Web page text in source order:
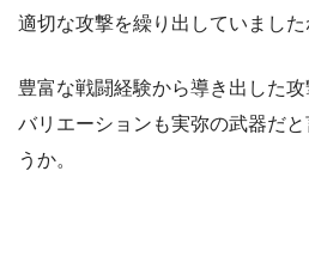
適切な攻撃を繰り出していました
豊富な戦闘経験から導き出した
バリエーションも実弥の武器だ
うか。